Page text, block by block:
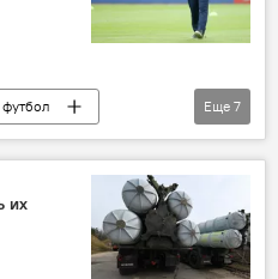
футбол
Роберт Просинечки
Еще 7
их